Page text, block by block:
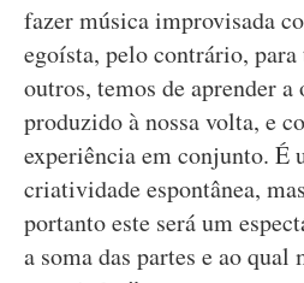
fazer música improvisada
egoísta, pelo contrário,
outros, temos de aprender
produzido à nossa volta, e
experiência em conjunto. É
criatividade espontânea,
portanto este será um
a soma das partes e ao